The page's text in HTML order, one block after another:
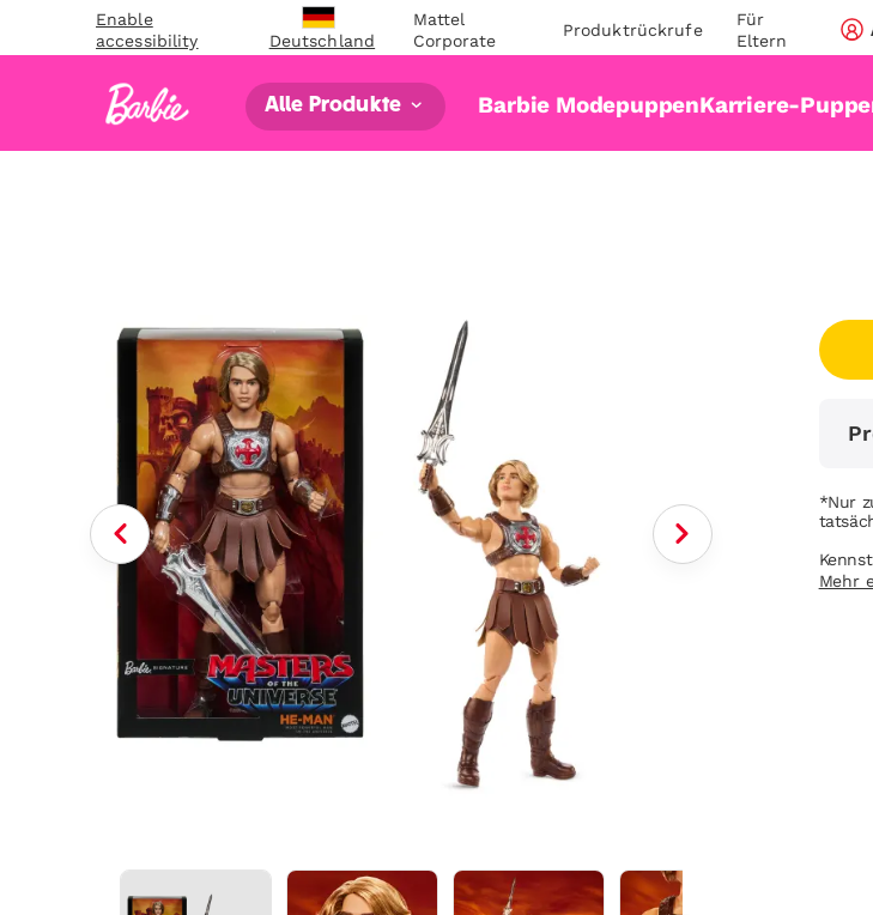
Enable
accessibility
Deutschland
Mattel
Corporate
Produktrückrufe
Für
Eltern
Alle Produkte Barbie ModepuppenKarriere-
*Nur
Mehr